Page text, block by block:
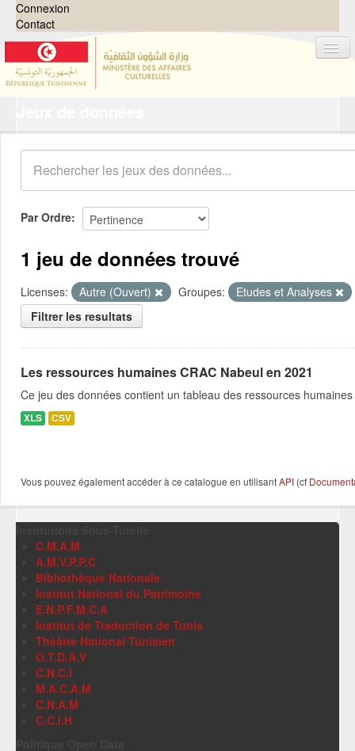
Connexion
Contact
Organisations
Groupes
Demandes 0
À propos
Par Ordre
1 jeu de données trouvé
Licenses: Autre (Ouvert) Groupes:
Etudes et Analyses
Filtrer les resultats
Les ressources humaines CRAC Nabeul en 2021
Ce jeu des données contient un tableau des ressources
XLS CSV
Vous pouvez également accéder à ce catalogue en utilisantAPI (cf
C.M.A.M
A.M.V.P.P.C
Bibliothèque Nationale
Institut National du Patrimoine
E.N.P.F.M.C.A
Institut de Traduction de Tunis
Théâtre National Tunisien
O.T.D.A.V
C.N.C.I
M.A.C.A.M
C.N.A.M
C.C.I.H